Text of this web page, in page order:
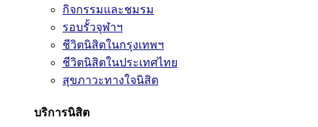
กิจกรรมและชมรม
รอบรั้วจุฬาฯ
ชีวิตนิสิตในกรุงเทพฯ
ชีวิตนิสิตในประเทศไทย
สุขภาวะทางใจนิสิต
บริการนิสิต